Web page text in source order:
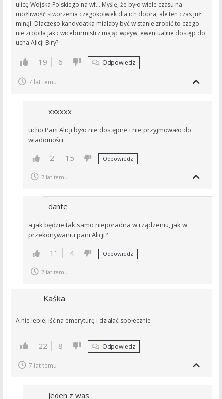
ulicę Wojska Polskiego na wf… Myślę, że było wiele czasu na
możliwość stworzenia czegokolwiek dla ich dobra, ale ten czas już
minął. Dlaczego kandydatka miałaby być w stanie zrobić to czego
nie zrobiła jako wiceburmistrz mając wpływ, ewentualnie dostęp do
ucha Alicji Biry?
19 -6 Odpowiedz
7 lat temu
xxxxxx
ucho Pani Alicji było nie dostępne i nie przyjmowało do
wiadomości.
2 -15 Odpowiedz
7 lat temu
dante
a jak będzie tak samo nieporadna w rządzeniu, jak w
przekonywaniu pani Alicji?
11 -4 Odpowiedz
7 lat temu
Kaśka
A nie lepiej iść na emeryturę i działać społecznie
22 -8 Odpowiedz
7 lat temu
Jeden z was